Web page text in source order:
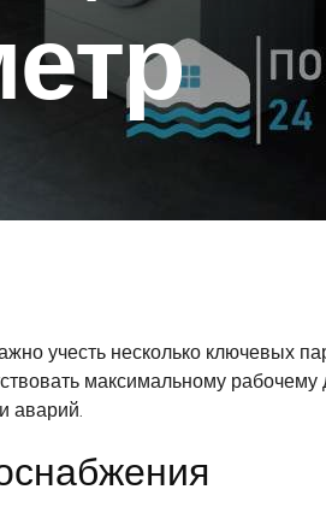
учесть несколько ключевых
максимальному
аварий.